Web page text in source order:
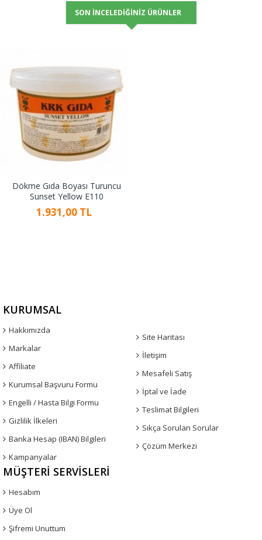
SON İNCELEDIĞINIZ ÜRÜNLER
Dökme Gıda Boyası Turuncu
Sunset Yellow E110
1.931,00 TL
KURUMSAL
Hakkımızda
Markalar
Affiliate
Kurumsal Başvuru Formu
Engelli / Hasta Bilgi Formu
Gizlilik İlkeleri
Banka Hesap (IBAN) Bilgileri
Kampanyalar
Site Haritası
İletişim
Mesafeli Satış
İptal ve İade
Teslimat Bilgileri
Sıkça Sorulan Sorular
Çözüm Merkezi
MÜŞTERI SERVISLERI
Hesabım
Üye Ol
Şifremi Unuttum